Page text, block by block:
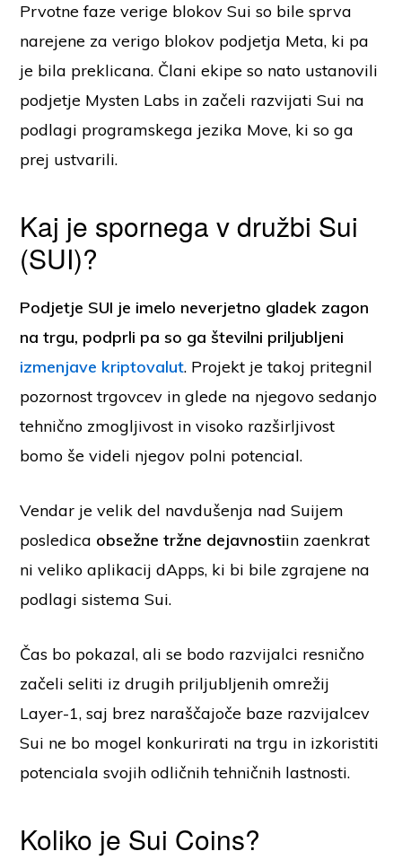
Prvotne faze verige blokov Sui so bile sprva
narejene za verigo blokov podjetja Meta, ki pa
je bila preklicana. Člani ekipe so nato ustanovili
podjetje Mysten Labs in začeli razvijati Sui na
podlagi programskega jezika Move, ki so ga
prej ustvarili.
Kaj je spornega v družbi Sui
(SUI)?
Podjetje SUI je imelo neverjetno gladek zagon
na trgu, podprli pa so ga številni priljubljeni
izmenjave kriptovalut. Projekt je takoj pritegnil
pozornost trgovcev in glede na njegovo sedanjo
tehnično zmogljivost in visoko razširljivost
bomo še videli njegov polni potencial.
Vendar je velik del navdušenja nad Suijem
posledica obsežne tržne dejavnostiin zaenkrat
ni veliko aplikacij dApps, ki bi bile zgrajene na
podlagi sistema Sui.
Čas bo pokazal, ali se bodo razvijalci resnično
začeli seliti iz drugih priljubljenih omrežij
Layer-1, saj brez naraščajoče baze razvijalcev
Sui ne bo mogel konkurirati na trgu in izkoristiti
potenciala svojih odličnih tehničnih lastnosti.
Koliko je Sui Coins?